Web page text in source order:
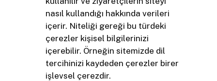
nasıl kullandığı hakkında verileri
içerir. Niteliği gereği bu türdeki
çerezler kişisel bilgilerinizi
içerebilir. Örneğin sitemizde dil
tercihinizi kaydeden çerezler birer
işlevsel çerezdir.